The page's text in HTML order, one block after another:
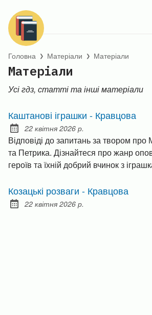
Головна ❯ Матеріали ❯ Матеріали
Матеріали
Усі гдз, статті та інші матеріали
Каштанові іграшки - Кравцова
Posted on:
22 квітня 2026 р.
Відповіді до запитань за твором
та Петрика. Дізнайтеся про жанр
героїв та їхній добрий вчинок з
Козацькі розваги - Кравцова
Posted on:
22 квітня 2026 р.